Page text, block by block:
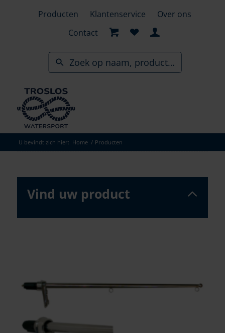
Producten Klantenservice
Over ons
Contact
U bevindt zich hier: Home / Producten
Vind uw product